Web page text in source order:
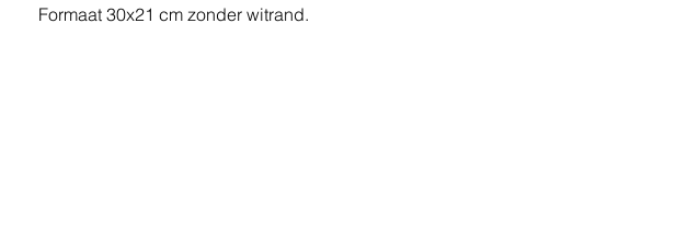
Formaat 30x21 cm zonder witrand.